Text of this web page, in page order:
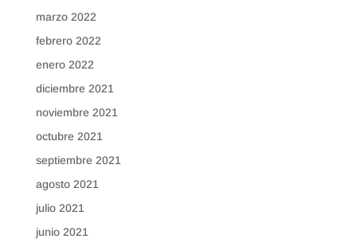
marzo 2022
febrero 2022
enero 2022
diciembre 2021
noviembre 2021
octubre 2021
septiembre 2021
agosto 2021
julio 2021
junio 2021